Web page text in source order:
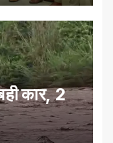
कार, 2